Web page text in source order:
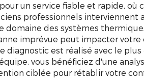
un service fiable et rapide, où
professionnels interviennent
domaine des systèmes
imprévue peut impacter
diagnostic est réalisé avec le plus
vous bénéficiez d'une
ciblée pour rétablir votre